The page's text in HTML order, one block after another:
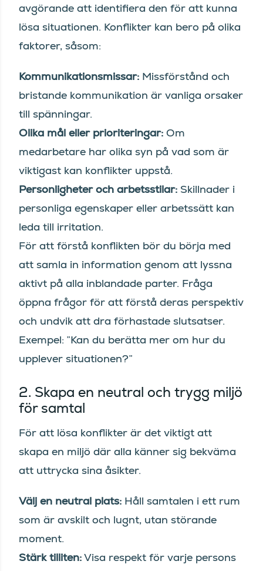
avgörande att identifiera den för att kunna
lösa situationen. Konflikter kan bero på olika
faktorer, såsom:
Kommunikationsmissar: Missförstånd och
bristande kommunikation är vanliga orsaker
till spänningar.
Olika mål eller prioriteringar: Om
medarbetare har olika syn på vad som är
viktigast kan konflikter uppstå.
Personligheter och arbetsstilar: Skillnader i
personliga egenskaper eller arbetssätt kan
leda till irritation.
För att förstå konflikten bör du börja med
att samla in information genom att lyssna
aktivt på alla inblandade parter. Fråga
öppna frågor för att förstå deras perspektiv
och undvik att dra förhastade slutsatser.
Exempel: ”Kan du berätta mer om hur du
upplever situationen?”
2. Skapa en neutral och trygg miljö
för samtal
För att lösa konflikter är det viktigt att
skapa en miljö där alla känner sig bekväma
att uttrycka sina åsikter.
Välj en neutral plats: Håll samtalen i ett rum
som är avskilt och lugnt, utan störande
moment.
Stärk tilliten: Visa respekt för varje persons